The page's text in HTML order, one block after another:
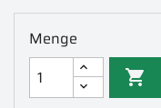
Menge
